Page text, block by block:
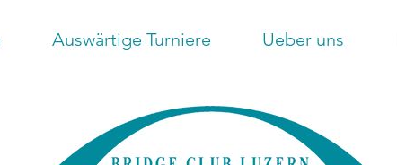
Auswärtige Turniere Ueber uns